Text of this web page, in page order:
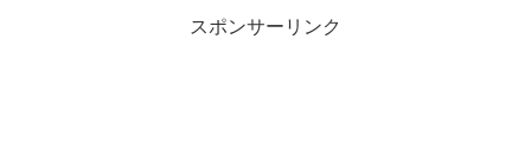
スポンサーリンク